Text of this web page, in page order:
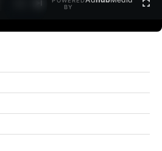
BY